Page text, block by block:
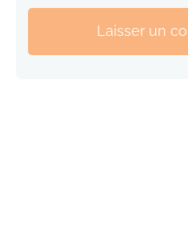
Laisser un